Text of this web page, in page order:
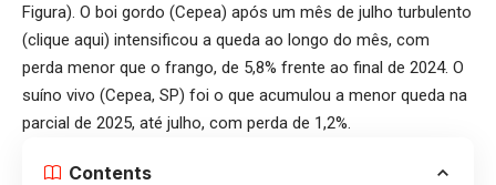
Figura). O boi gordo (Cepea) após um mês de julho turbulento
(clique aqui) intensificou a queda ao longo do mês, com
perda menor que o frango, de 5,8% frente ao final de 2024. O
suíno vivo (Cepea, SP) foi o que acumulou a menor queda na
parcial de 2025, até julho, com perda de 1,2%.
Contents